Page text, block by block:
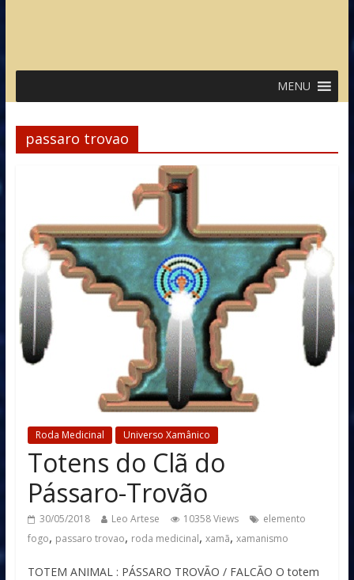
MENU
passaro trovao
Roda Medicinal Universo Xamânico
Totens do Clã do
Pássaro-Trovão
30/05/2018 Leo Artese 10358 Views
elemento
fogo, passaro trovao, roda medicinal, xamã, xamanismo
TOTEM ANIMAL : PÁSSARO TROVÃO / FALCÃO O totem